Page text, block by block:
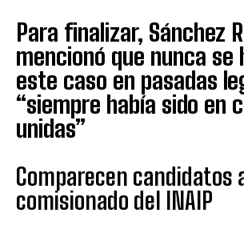
Para finalizar, Sánchez
mencionó que nunca se
este caso en pasadas
“siempre había sido en
unidas”
Comparecen candidatos
comisionado del INAIP